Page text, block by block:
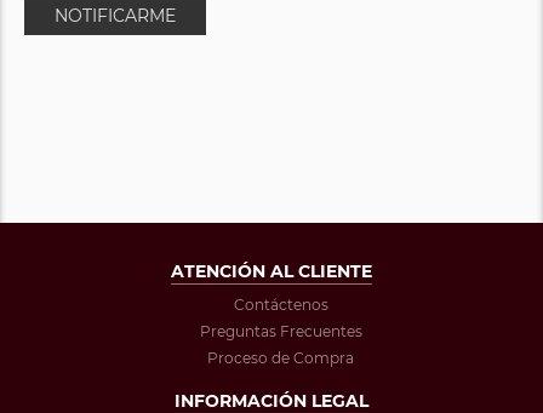
NOTIFICARME
ATENCIÓN AL CLIENTE
Contáctenos
Preguntas Frecuentes
Proceso de Compra
INFORMACIÓN LEGAL